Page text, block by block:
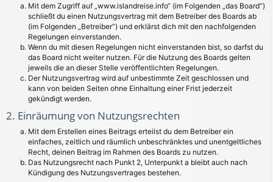
Mit dem Zugriff auf „www.islandreise.info“ (im Folgenden „das Board“)
schließt du einen Nutzungsvertrag mit dem Betreiber des Boards ab
(im Folgenden „Betreiber“) und erklärst dich mit den nachfolgenden
Regelungen einverstanden.
Wenn du mit diesen Regelungen nicht einverstanden bist, so darfst du
das Board nicht weiter nutzen. Für die Nutzung des Boards gelten
jeweils die an dieser Stelle veröffentlichten Regelungen.
Der Nutzungsvertrag wird auf unbestimmte Zeit geschlossen und
kann von beiden Seiten ohne Einhaltung einer Frist jederzeit
gekündigt werden.
2. Einräumung von Nutzungsrechten
Mit dem Erstellen eines Beitrags erteilst du dem Betreiber ein
einfaches, zeitlich und räumlich unbeschränktes und unentgeltliches
Recht, deinen Beitrag im Rahmen des Boards zu nutzen.
Das Nutzungsrecht nach Punkt 2, Unterpunkt a bleibt auch nach
Kündigung des Nutzungsvertrages bestehen.